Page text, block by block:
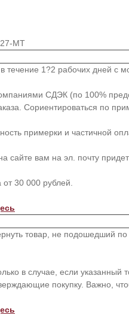
MT
течение 1?2 рабочих дней
СДЭК (по 100%
Сориентироваться по
примерки и частичной
сайте вам на эл. почту
от 30 000 рублей.
товар, не подошедший
в случае, если
покупку. Важно,